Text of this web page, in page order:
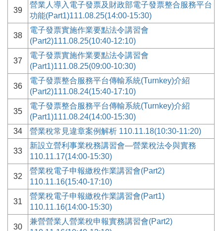
39
營業人導入電子發票及財政部電子發票整合服務平台
功能(Part1)111.08.25(14:00-15:30)
38
電子發票實施作業要點法令講習會
(Part2)111.08.25(10:40-12:10)
37
電子發票實施作業要點法令講習會
(Part1)111.08.25(09:00-10:30)
36
電子發票整合服務平台傳輸系統(Turnkey)介紹
(Part2)111.08.24(15:40-17:10)
35
電子發票整合服務平台傳輸系統(Turnkey)介紹
(Part1)111.08.24(14:00-15:30)
34
營業稅常見違章案例解析 110.11.18(10:30-11:20)
33
新設立營利事業稅務講習會—營業稅法令與實務
110.11.17(14:00-15:30)
32
營業稅電子申報繳稅作業講習會(Part2)
110.11.16(15:40-17:10)
31
營業稅電子申報繳稅作業講習會(Part1)
110.11.16(14:00-15:30)
30
兼營營業人營業稅申報實務講習會(Part2)